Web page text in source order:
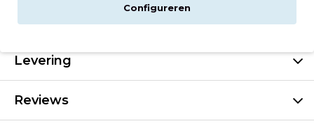
Specificaties
Levering
Reviews
Configureren